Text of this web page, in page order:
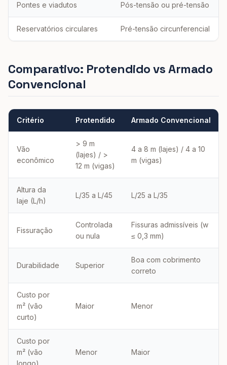
Pontes e viadutos Pós-tensão ou pré-tensão
Reservatórios circulares Pré-tensão circunferencial
Comparativo: Protendido vs Armado
Convencional
Critério Protendido Armado Convencional
Vão
econômico
> 9 m
(lajes) / >
12 m (vigas)
4 a 8 m (lajes) / 4 a 10
m (vigas)
Altura da
laje (L/h)
L/35 a L/45 L/25 a L/35
Fissuração
Controlada
ou nula
Fissuras admissíveis (w
≤ 0,3 mm)
Durabilidade Superior
Boa com cobrimento
correto
Custo por
m² (vão
curto)
Maior Menor
Custo por
m² (vão
longo)
Menor Maior